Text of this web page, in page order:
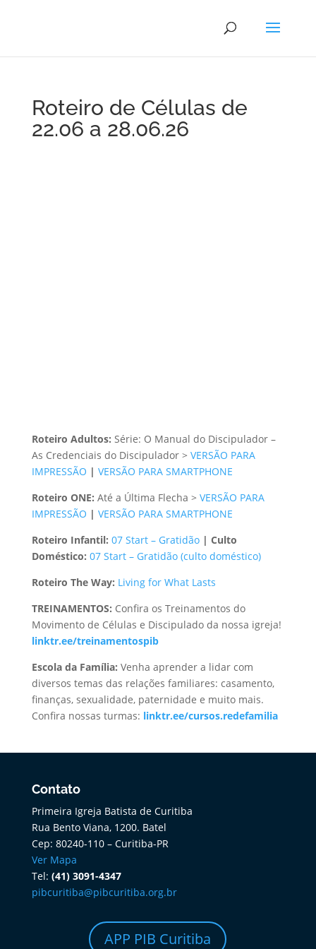
Roteiro de Células de
22.06 a 28.06.26
Roteiro Adultos: Série: O Manual do Discipulador –
As Credenciais do Discipulador > VERSÃO PARA
IMPRESSÃO | VERSÃO PARA SMARTPHONE
Roteiro ONE: Até a Última Flecha > VERSÃO PARA
IMPRESSÃO | VERSÃO PARA SMARTPHONE
Roteiro Infantil: 07 Start – Gratidão | Culto
Doméstico: 07 Start – Gratidão (culto doméstico)
Roteiro The Way: Living for What Lasts
TREINAMENTOS: Confira os Treinamentos do
Movimento de Células e Discipulado da nossa igreja!
linktr.ee/treinamentospib
Escola daFamília: Venha aprender a lidar com
diversos temas das relações familiares: casamento,
finanças, sexualidade, paternidade e muito mais.
Confira nossas turmas: linktr.ee/cursos.redefamilia
Contato
Primeira Igreja Batista de Curitiba
Rua Bento Viana, 1200. Batel
Cep: 80240-110 – Curitiba-PR
Ver Mapa
Tel: (41) 3091-4347
pibcuritiba@pibcuritiba.org.br
APP PIB Curitiba